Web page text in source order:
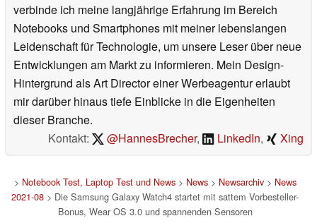
verbinde ich meine langjährige Erfahrung im Bereich
Notebooks und Smartphones mit meiner lebenslangen
Leidenschaft für Technologie, um unsere Leser über neue
Entwicklungen am Markt zu informieren. Mein Design-
Hintergrund als Art Director einer Werbeagentur erlaubt
mir darüber hinaus tiefe Einblicke in die Eigenheiten
dieser Branche.
Kontakt:
@HannesBrecher, LinkedIn, Xing
> Notebook Test, Laptop Test und News> News> Newsarchiv> News
2021-08 > Die Samsung Galaxy Watch4 startet mit sattem Vorbesteller-
Bonus, Wear OS 3.0 und spannenden Sensoren